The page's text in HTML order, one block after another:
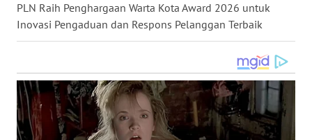
PLN Raih Penghargaan Warta Kota Award 2026 untuk
Inovasi Pengaduan dan Respons Pelanggan Terbaik
WN
SULUT
MALUKU
WN
MALUT